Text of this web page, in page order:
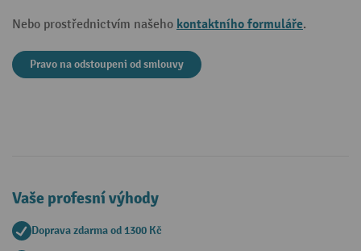
Nebo prostřednictvím našeho kontaktního formuláře.
Pravo na odstoupeni od smlouvy
Vaše profesní výhody
Doprava zdarma od 1300 Kč